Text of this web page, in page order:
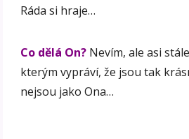
Ráda si hraje…
Co dělá On? Nevím, ale asi
kterým vypráví, že jsou tak
nejsou jako Ona…